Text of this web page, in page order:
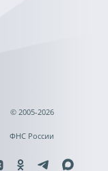
© 2005-2026
ФНС России